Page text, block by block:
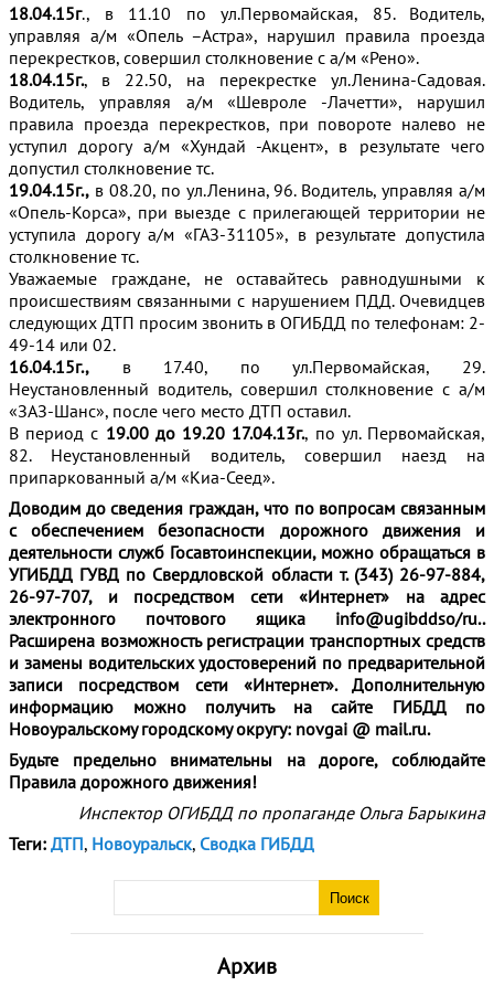
Архив
18.04.15г., в 11.10 по ул.Первомайская, 85. Водитель,
управляя а/м «Опель –Астра», нарушил правила проезда
перекрестков, совершил столкновение с а/м «Рено».
18.04.15г., в 22.50, на перекрестке ул.Ленина-Садовая.
Водитель, управляя а/м «Шевроле -Лачетти», нарушил
правила проезда перекрестков, при повороте налево не
уступил дорогу а/м «Хундай -Акцент», в результате чего
допустил столкновение тс.
19.04.15г., в 08.20, по ул.Ленина, 96. Водитель, управляя а/м
«Опель-Корса», при выезде с прилегающей территории не
уступила дорогу а/м «ГАЗ-31105», в результате допустила
столкновение тс.
Уважаемые граждане, не оставайтесь равнодушными к
происшествиям связанными с нарушением ПДД. Очевидцев
следующих ДТП просим звонить в ОГИБДД по телефонам: 2-
49-14 или 02.
16.04.15г., в 17.40, по ул.Первомайская, 29.
Неустановленный водитель, совершил столкновение с а/м
«ЗАЗ-Шанс», после чего место ДТП оставил.
В период с 19.00 до 19.20 17.04.13г., по ул. Первомайская,
82. Неустановленный водитель, совершил наезд на
припаркованный а/м «Киа-Сеед».
Доводим до сведения граждан, что по вопросам связанным
с обеспечением безопасности дорожного движения и
деятельности служб Госавтоинспекции, можно обращаться в
УГИБДД ГУВД по Свердловской области т. (343) 26-97-884,
26-97-707, и посредством сети «Интернет» на адрес
электронного почтового ящика info@ugibddso/ru..
Расширена возможность регистрации транспортных средств
и замены водительских удостоверений по предварительной
записи посредством сети «Интернет». Дополнительную
информацию можно получить на сайте ГИБДД по
Новоуральскому городскому округу: novgai @ mail.ru.
Будьте предельно внимательны на дороге, соблюдайте
Правила дорожного движения!
Инспектор ОГИБДД по пропаганде Ольга Барыкина
Теги: ДТП, Новоуральск, Сводка ГИБДД